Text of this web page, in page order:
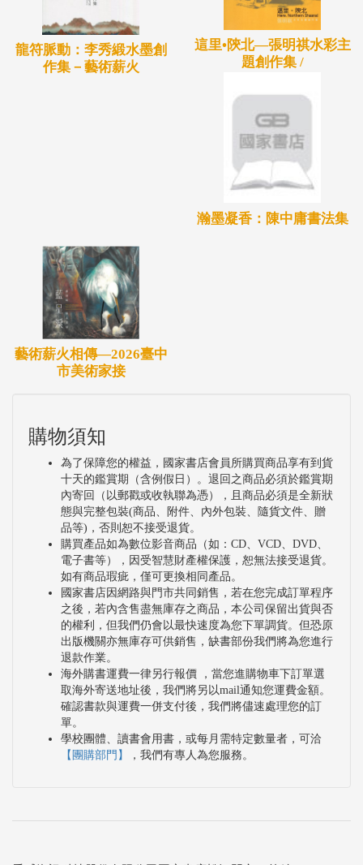
龍符脈動：李秀緞水墨創
作集－藝術薪火
這里•陝北—張明祺水彩主
題創作集 /
瀚墨凝香：陳中庸書法集
藝術薪火相傳—2026臺中
市美術家接
購物須知
為了保障您的權益，國家書店會員所購買商品享有到貨
十天的鑑賞期（含例假日）。退回之商品必須於鑑賞期
內寄回（以郵戳或收執聯為憑），且商品必須是全新狀
態與完整包裝(商品、附件、內外包裝、隨貨文件、贈
品等)，否則恕不接受退貨。
購買產品如為數位影音商品（如：CD、VCD、DVD、
電子書等），因受智慧財產權保護，恕無法接受退貨。
如有商品瑕疵，僅可更換相同產品。
國家書店因網路與門市共同銷售，若在您完成訂單程序
之後，若內含售盡無庫存之商品，本公司保留出貨與否
的權利，但我們仍會以最快速度為您下單調貨。但恐原
出版機關亦無庫存可供銷售，缺書部份我們將為您進行
退款作業。
海外購書運費一律另行報價 ，當您進購物車下訂單選
取海外寄送地址後，我們將另以mail通知您運費金額。
確認書款與運費一併支付後，我們將儘速處理您的訂
單。
學校團體、讀書會用書，或每月需特定數量者，可洽
【團購部門】
，我們有專人為您服務。